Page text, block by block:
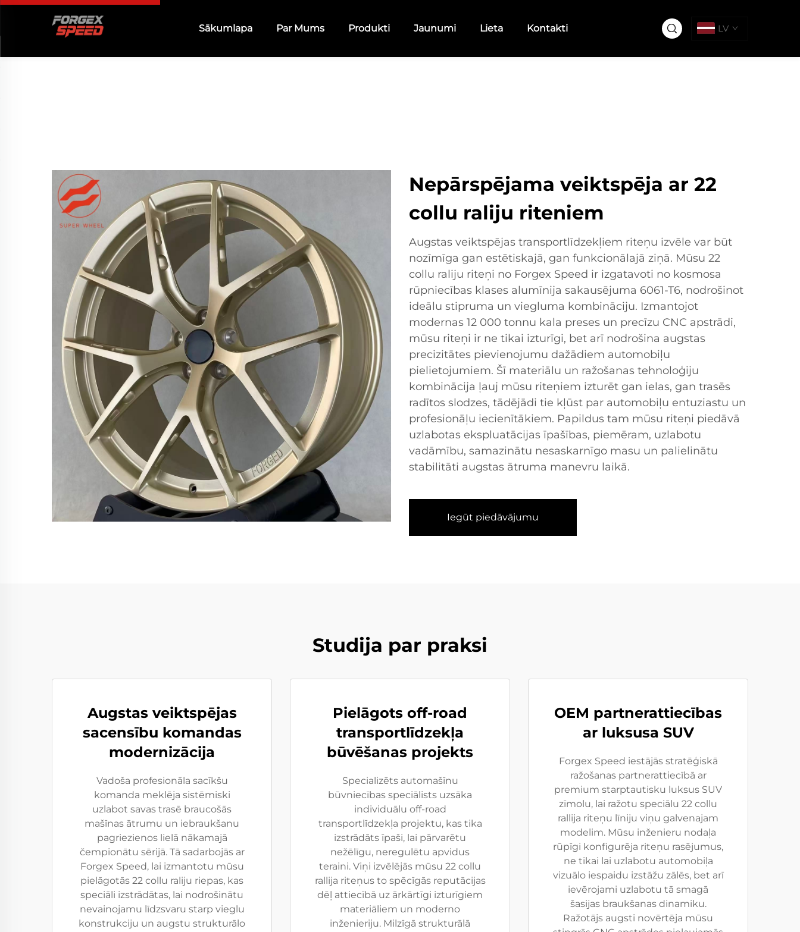
Sākumlapa Par Mums Produkti Jaunumi Lieta Kontakti LV
Nepārspējama veiktspēja ar 22
collu raliju riteniem
Augstas veiktspējas transportlīdzekļiem riteņu izvēle var būt
nozīmīga gan estētiskajā, gan funkcionālajā ziņā. Mūsu 22
collu raliju riteņi no Forgex Speed ir izgatavoti no kosmosa
rūpniecības klases alumīnija sakausējuma 6061-T6, nodrošinot
ideālu stipruma un viegluma kombināciju. Izmantojot
modernas 12 000 tonnu kala preses un precīzu CNC apstrādi,
mūsu riteņi ir ne tikai izturīgi, bet arī nodrošina augstas
precizitātes pievienojumu dažādiem automobiļu
pielietojumiem. Šī materiālu un ražošanas tehnoloģiju
kombinācija ļauj mūsu riteņiem izturēt gan ielas, gan trasēs
radītos slodzes, tādējādi tie kļūst par automobiļu entuziastu un
profesionāļu iecienītākiem. Papildus tam mūsu riteņi piedāvā
uzlabotas ekspluatācijas īpašības, piemēram, uzlabotu
vadāmību, samazinātu nesaskarnīgo masu un palielinātu
stabilitāti augstas ātruma manevru laikā.
Iegūt piedāvājumu
Studija par praksi
Augstas veiktspējas
sacensību komandas
modernizācija
Vadoša profesionāla sacīkšu
komanda meklēja sistēmiski
uzlabot savas trasē braucošās
mašīnas ātrumu un iebraukšanu
pagriezienos lielā nākamajā
čempionātu sērijā. Tā sadarbojās ar
Forgex Speed, lai izmantotu mūsu
pielāgotās 22 collu raliju riepas, kas
speciāli izstrādātas, lai nodrošinātu
nevainojamu līdzsvaru starp vieglu
konstrukciju un augstu strukturālo
Pielāgots off-road
transportlīdzekļa
būvēšanas projekts
Specializēts automašīnu
būvniecības speciālists uzsāka
individuālu off-road
transportlīdzekļa projektu, kas tika
izstrādāts īpaši, lai pārvarētu
nežēlīgu, neregulētu apvidus
teraini. Viņi izvēlējās mūsu 22 collu
rallija riteņus to spēcīgās reputācijas
dēļ attiecībā uz ārkārtīgi izturīgiem
materiāliem un moderno
inženieriju. Milzīgā strukturālā
OEM partnerattiecības
ar luksusa SUV
Forgex Speed iestājās stratēģiskā
ražošanas partnerattiecībā ar
premium starptautisku luksus SUV
zīmolu, lai ražotu speciālu 22 collu
rallija riteņu līniju viņu galvenajam
modelim. Mūsu inženieru nodaļa
rūpīgi konfigurēja riteņu rasējumus,
ne tikai lai uzlabotu automobiļa
vizuālo iespaidu izstāžu zālēs, bet arī
ievērojami uzlabotu tā smagā
šasijas braukšanas dinamiku.
Ražotājs augsti novērtēja mūsu